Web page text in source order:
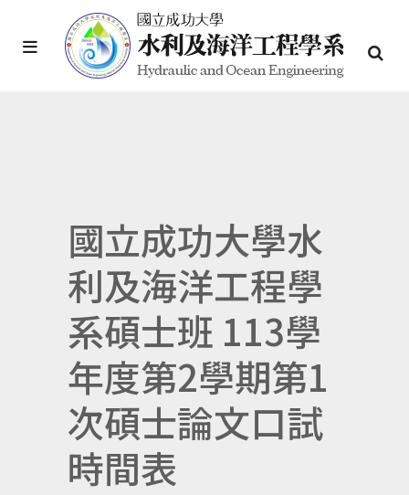
國立成功大學水
利及海洋工程學
系碩士班 113學
年度第2學期第1
次碩士論文口試
時間表